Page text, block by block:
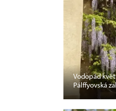
Vodopád
Pálffyovská